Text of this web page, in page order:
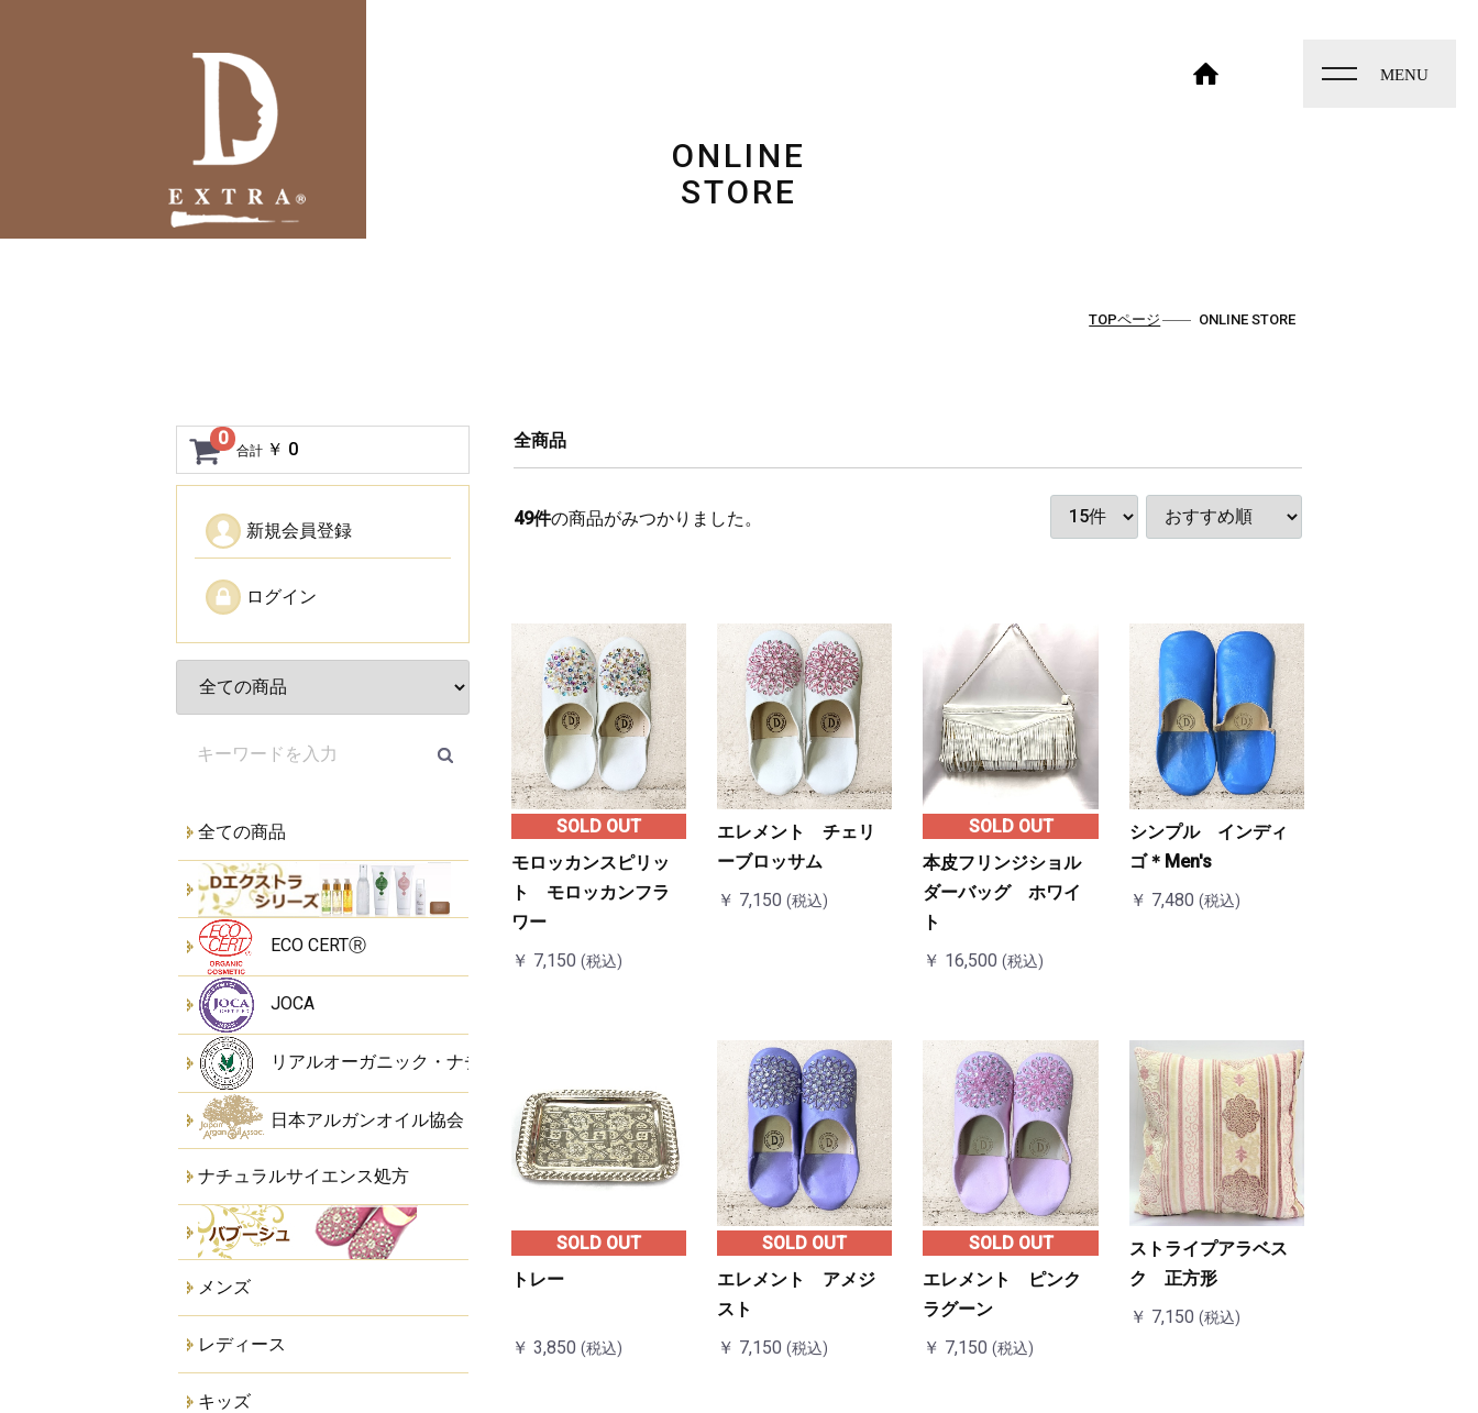
toggle
ONLINE
STORE
TOPページ ONLINE STORE
0
合計 ￥ 0
新規会員登録
ログイン
全ての商品
ECO CERTⓇ
JOCA
リアルオーガニック・ナチュラルⓇ
日本アルガンオイル協会
ナチュラルサイエンス処方
メンズ
レディース
キッズ
全商品
49件の商品がみつかりました。
SOLD OUT
モロッカンスピリッ
ト モロッカンフラ
ワー
￥ 7,150(税込)
エレメント チェリ
ーブロッサム
￥ 7,150(税込)
SOLD OUT
本皮フリンジショル
ダーバッグ ホワイ
ト
￥ 16,500(税込)
シンプル インディ
ゴ＊Men's
￥ 7,480 (税込)
SOLD OUT
トレー
￥ 3,850(税込)
SOLD OUT
エレメント アメジ
スト
￥ 7,150(税込)
SOLD OUT
エレメント ピンク
ラグーン
￥ 7,150(税込)
ストライプアラベス
ク 正方形
￥ 7,150 (税込)